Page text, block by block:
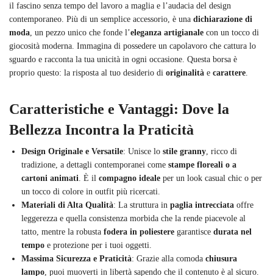
il fascino senza tempo del lavoro a maglia e l’audacia del design
contemporaneo. Più di un semplice accessorio, è una dichiarazione di
moda , un pezzo unico che fonde l’eleganza artigianale con un tocco di
giocosità moderna. Immagina di possedere un capolavoro che cattura lo
sguardo e racconta la tua unicità in ogni occasione. Questa borsa è
proprio questo: la risposta al tuo desiderio di originalità e carattere
Caratteristiche e Vantaggi: Dove la
Bellezza Incontra la Praticità
Design Originale e Versatile: Unisce lo stile granny , ricco di
tradizione, a dettagli contemporanei come stampe floreali o a
cartoni animati . È il compagno ideale per un look casual chic o per
un tocco di colore in outfit più ricercati.
Materiali di Alta Qualità: La struttura in paglia intrecciata offre
leggerezza e quella consistenza morbida che la rende piacevole al
tatto, mentre la robusta fodera in poliestere garantisce durata nel
tempo e protezione per i tuoi oggetti.
Massima Sicurezza e Praticità: Grazie alla comoda chiusura
lampo , puoi muoverti in libertà sapendo che il contenuto è al sicuro.